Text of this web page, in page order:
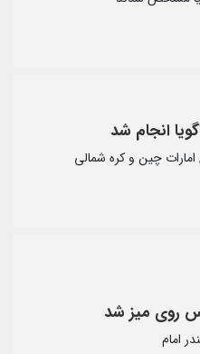
انجام شد
چین و کره شمالی
میز شد